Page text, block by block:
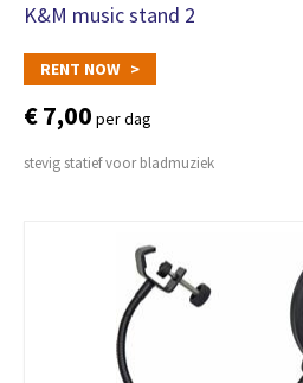
K&M music stand 2
RENT NOW >
€ 7,00 per dag
stevig statief voor bladmuziek